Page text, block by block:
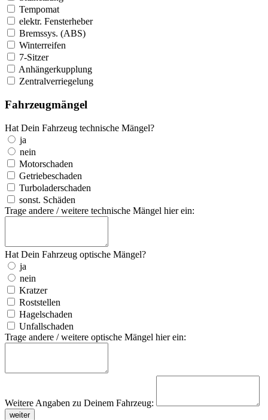
Tempomat
elektr. Fensterheber
Bremssys. (ABS)
Winterreifen
7-Sitzer
Anhängerkupplung
Zentralverriegelung
Fahrzeugmängel
Hat Dein Fahrzeug technische Mängel?
ja
nein
Motorschaden
Getriebeschaden
Turboladerschaden
sonst. Schäden
Trage andere / weitere technische Mängel hier ein:
Hat Dein Fahrzeug optische Mängel?
ja
nein
Kratzer
Roststellen
Hagelschaden
Unfallschaden
Trage andere / weitere optische Mängel hier ein:
Weitere Angaben zu Deinem Fahrzeug:
weiter